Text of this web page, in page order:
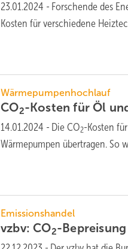
23.01.2024 - Forschende des
Kosten für ver­schie­dene
Wärmepumpenhochlauf
CO2-Kosten für Öl
14.01.2024 - Die CO2-Kosten
Wärmepumpen übertragen. So
Emissionshandel
vzbv: CO2-